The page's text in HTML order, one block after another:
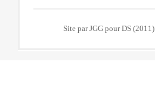
Site par JGG pour DS (2011)